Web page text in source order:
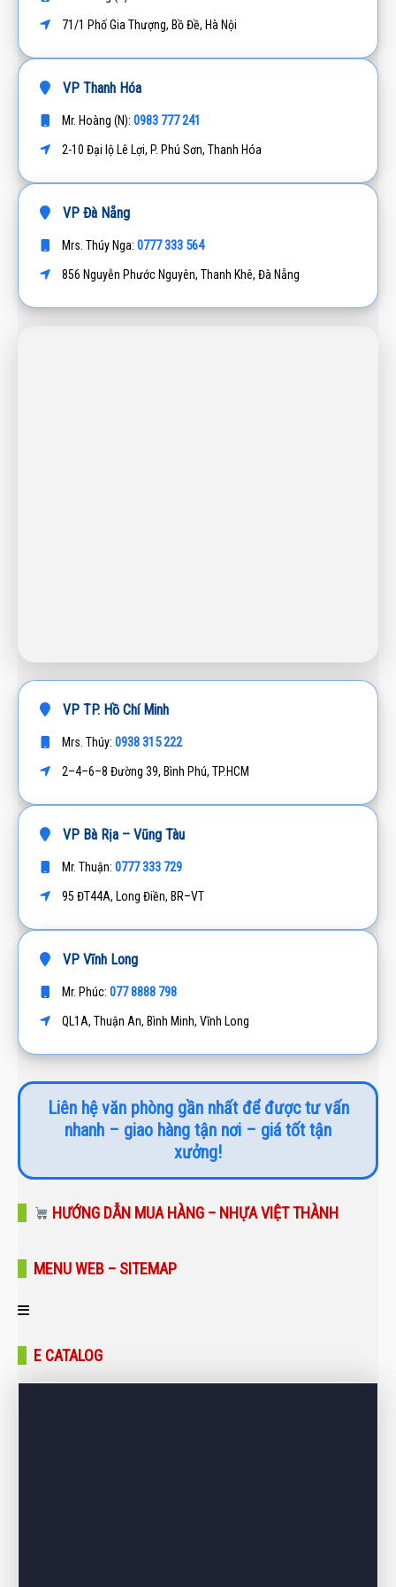
71/1 Phố Gia Thượng, Bồ Đề, Hà Nội
VP Thanh Hóa
Mr. Hoàng (N): 0983 777 241
2-10 Đại lộ Lê Lợi, P. Phú Sơn, Thanh Hóa
VP Đà Nẵng
Mrs. Thúy Nga: 0777 333 564
856 Nguyễn Phước Nguyên, Thanh Khê, Đà Nẵng
VP TP. Hồ Chí Minh
Mrs. Thúy: 0938 315 222
2–4–6–8 Đường 39, Bình Phú, TP.HCM
VP Bà Rịa – Vũng Tàu
Mr. Thuận: 0777 333 729
95 ĐT44A, Long Điền, BR–VT
VP Vĩnh Long
Mr. Phúc: 077 8888 798
QL1A, Thuận An, Bình Minh, Vĩnh Long
Liên hệ văn phòng gần nhất để được tư vấn
nhanh – giao hàng tận nơi – giá tốt tận
xưởng!
HƯỚNG DẪN MUA HÀNG – NHỰA VIỆT THÀNH
MENU WEB – SITEMAP
Trang chủ
E CATALOG